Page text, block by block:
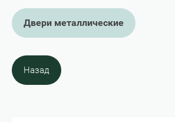
Двери металлические
Назад